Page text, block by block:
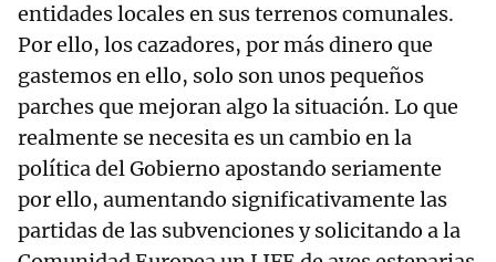
entidades locales en sus terrenos comunales.
Por ello, los cazadores, por más dinero que
gastemos en ello, solo son unos pequeños
parches que mejoran algo la situación. Lo que
realmente se necesita es un cambio en la
política del Gobierno apostando seriamente
por ello, aumentando significativamente las
partidas de las subvenciones y solicitando a la